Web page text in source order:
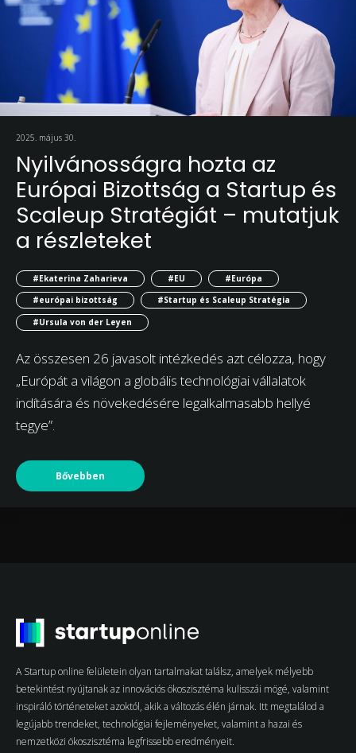
2025. május 30.
Nyilvánosságra hozta az
Európai Bizottság a Startup és
Scaleup Stratégiát – mutatjuk
a részleteket
#Ekaterina Zaharieva #EU
#Európa
#európai bizottság
#Startup és Scaleup Stratégia
#Ursula von der Leyen
Az összesen 26 javasolt intézkedés azt célozza, hogy
„Európát a világon a globális technológiai vállalatok
indítására és növekedésére legalkalmasabb hellyé
tegye”.
Bővebben
A Startup online felületein olyan tartalmakat találsz, amelyek mélyebb
betekintést nyújtanak az innovációs ökoszisztéma kulisszái mögé, valamint
inspiráló történeteket azoktól, akik a változás élén járnak. Itt megtalálod a
legújabb trendeket, technológiai fejleményeket, valamint a hazai és
nemzetközi ökoszisztéma legfrissebb eredményeit.